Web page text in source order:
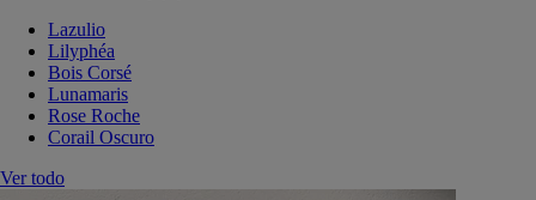
Lazulio
Lilyphéa
Bois Corsé
Lunamaris
Rose Roche
Corail Oscuro
Ver todo